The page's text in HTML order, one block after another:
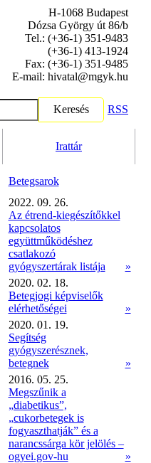
H-1068 Budapest
Dózsa György út 86/b
Tel.: (+36-1) 351-9483
(+36-1) 413-1924
Fax: (+36-1) 351-9485
E-mail: hivatal@mgyk.hu
Keresés RSS
Irattár
Betegsarok
2022. 09. 26.
Az étrend-kiegészítőkkel
kapcsolatos
együttműködéshez
csatlakozó
gyógyszertárak listája
»
2020. 02. 18.
Betegjogi képviselők
elérhetőségei
»
2020. 01. 19.
Segítség
gyógyszerésznek,
betegnek
»
2016. 05. 25.
Megszűnik a
„diabetikus”,
„cukorbetegek is
fogyaszthatják” és a
narancssárga kör jelölés –
ogyei.gov-hu
»